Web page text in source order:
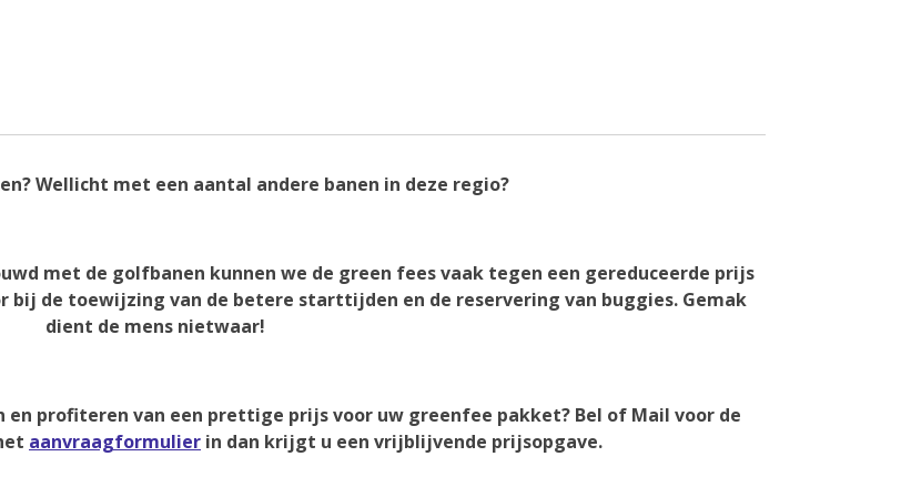
Wellicht met een aantal andere banen in deze regio?
met de golfbanen kunnen we de green fees vaak tegen een gereduceerde prijs
bij de toewijzing van de betere starttijden en de reservering van buggies. Gemak
dient de mens nietwaar!
profiteren van een prettige prijs voor uw greenfee pakket? Bel of Mail voor de
aanvraagformulier in dan krijgt u een vrijblijvende prijsopgave.